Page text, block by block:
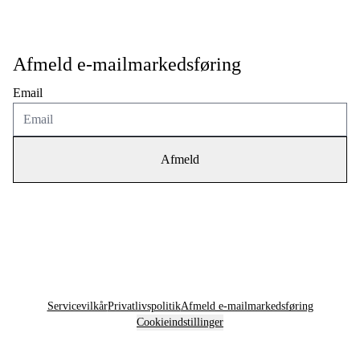
Afmeld e-mailmarkedsføring
Email
ServicevilkårPrivatlivspolitikAfmeld e-mailmarkedsføring
Cookieindstillinger